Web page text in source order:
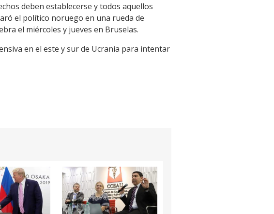
deben establecerse y todos aquellos
el político noruego en una rueda de
el miércoles y jueves en Bruselas.
en el este y sur de Ucrania para intentar